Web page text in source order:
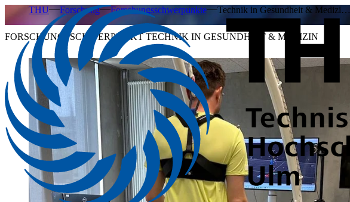
THU Forschung Forschungsschwerpunkte Technik in Gesundheit & Medizi…
FORSCHUNGSSCHWERPUNKT TECHNIK IN GESUNDHEIT & MEDIZIN